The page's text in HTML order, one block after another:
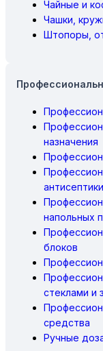
Чайные и
Чашки,
Штопоры,
назначения
антисептики
напольных
блоков
стеклами и
средства
Ручные